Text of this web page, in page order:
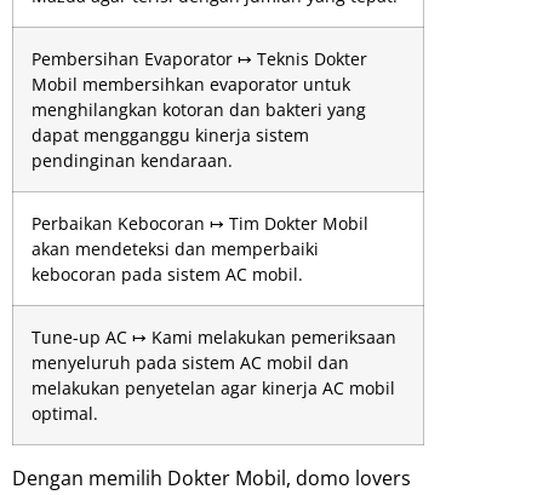
Pembersihan Evaporator ↦ Teknis Dokter
Mobil membersihkan evaporator untuk
menghilangkan kotoran dan bakteri yang
dapat mengganggu kinerja sistem
pendinginan kendaraan.
Perbaikan Kebocoran ↦ Tim Dokter Mobil
akan mendeteksi dan memperbaiki
kebocoran pada sistem AC mobil.
Tune-up AC ↦ Kami melakukan pemeriksaan
menyeluruh pada sistem AC mobil dan
melakukan penyetelan agar kinerja AC mobil
optimal.
Dengan memilih Dokter Mobil, domo lovers